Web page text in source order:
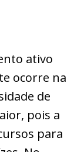
ativo
ocorre na
de
pois a
para